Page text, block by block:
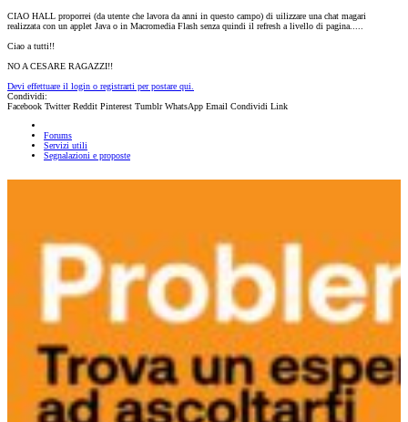
CIAO HALL proporrei (da utente che lavora da anni in questo campo) di uilizzare una chat magari
realizzata con un applet Java o in Macromedia Flash senza quindi il refresh a livello di pagina.....
Ciao a tutti!!
NO A CESARE RAGAZZI!!
Devi effettuare il login o registrarti per postare qui.
Condividi:
Facebook Twitter Reddit Pinterest Tumblr WhatsApp Email Condividi Link
Forums
Servizi utili
Segnalazioni e proposte